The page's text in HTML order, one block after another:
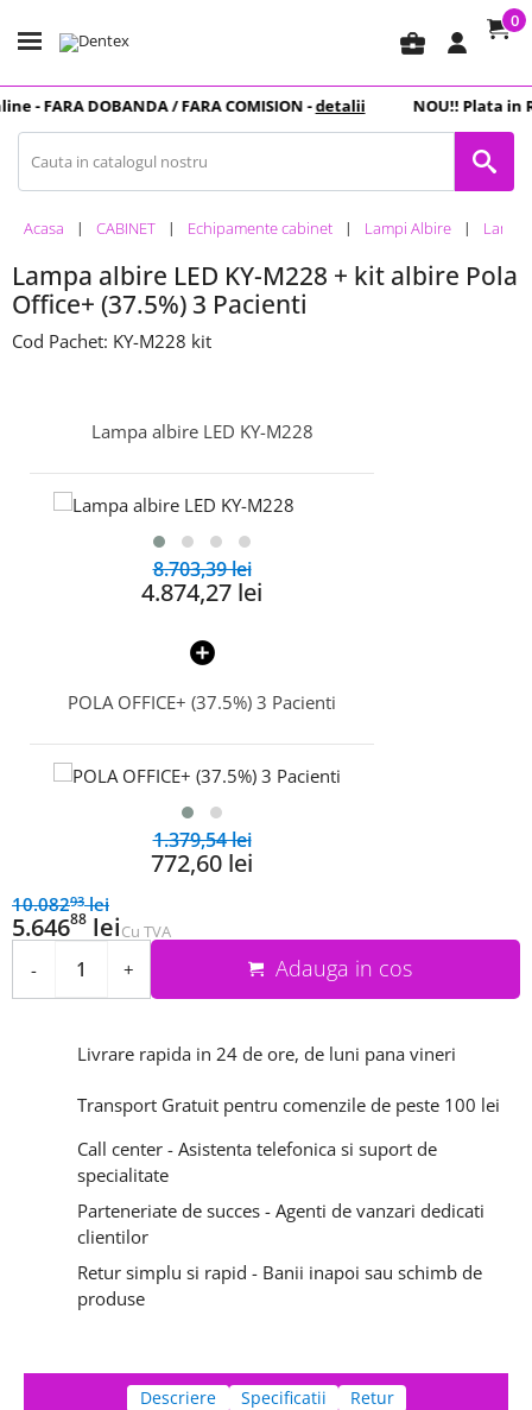
business_center
0
-FARA DOBANDA/ FARA COMISION -detalii NOU!! Plata in
Acasa CABINET Echipamente cabinet Lampi Albire
Lampa albire LED KY-M228 + kit albire Pola
Office+ (37.5%) 3 Pacienti
Cod Pachet: KY-M228 kit
Lampa albire LED KY-M228
8.703,39 lei
4.874,27 lei
POLA OFFICE+ (37.5%) 3 Pacienti
1.379,54 lei
772,60 lei
10.08293lei
5.64688 leiCu TVA
- + Adauga in cos
Livrare rapida in 24 de ore, de luni pana vineri
Transport Gratuit pentru comenzile de peste 100 lei
Call center - Asistenta telefonica si suport de
specialitate
Parteneriate de succes - Agenti de vanzari dedicati
clientilor
Retur simplu si rapid - Banii inapoi sau schimb de
produse
Descriere Specificatii
Retur